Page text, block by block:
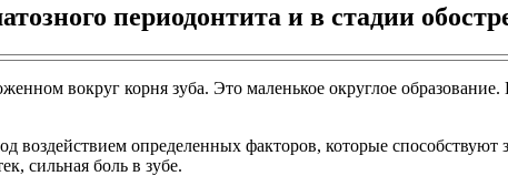
периодонтита и в стадии
вокруг корня зуба. Это маленькое округлое
воздействием определенных факторов, которые
сильная боль в зубе.